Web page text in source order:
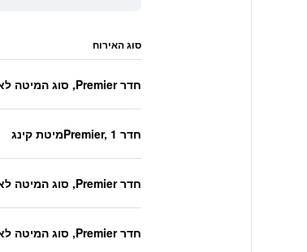
סוג האירוח
חדר Premier, סוג המיטה לא ידוע
חדר Premier, 1מיטת קינג
חדר Premier, סוג המיטה לא ידוע
חדר Premier, סוג המיטה לא ידוע